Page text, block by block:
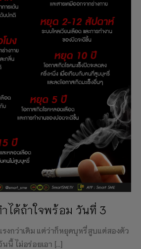
ได้ถ้าใจพร้อม วันที่ 3
งกว่าเดิม แต่ว่าก็หยุดบุหรี่สูบแต่สองตัว
นนี้ ไม่อร่อยเอา […]